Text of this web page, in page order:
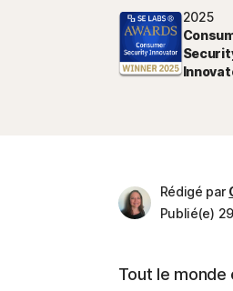
2025
Rédigé par
Publié(e)
Tout le